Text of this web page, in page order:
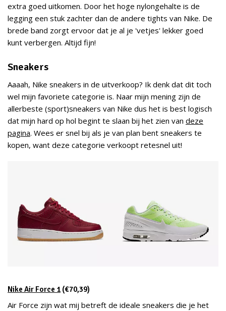
extra goed uitkomen. Door het hoge nylongehalte is de
legging een stuk zachter dan de andere tights van Nike. De
brede band zorgt ervoor dat je al je 'vetjes' lekker goed
kunt verbergen. Altijd fijn!
Sneakers
Aaaah, Nike sneakers in de uitverkoop? Ik denk dat dit toch
wel mijn favoriete categorie is. Naar mijn mening zijn de
allerbeste (sport)sneakers van Nike dus het is best logisch
dat mijn hard op hol begint te slaan bij het zien van deze
pagina. Wees er snel bij als je van plan bent sneakers te
kopen, want deze categorie verkoopt retesnel uit!
Nike Air Force 1 (€70,39)
Air Force zijn wat mij betreft de ideale sneakers die je het